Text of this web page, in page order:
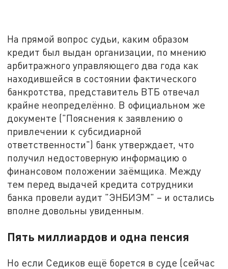
На прямой вопрос судьи, каким образом
кредит был выдан организации, по мнению
арбитражного управляющего два года как
находившейся в состоянии фактического
банкротства, представитель ВТБ отвечал
крайне неопределённо. В официальном же
документе ("Пояснения к заявлению о
привлечении к субсидиарной
ответственности") банк утверждает, что
получил недостоверную информацию о
финансовом положении заёмщика. Между
тем перед выдачей кредита сотрудники
банка провели аудит "ЭНБИЭМ" – и остались
вполне довольны увиденным.
Пять миллиардов и одна пенсия
Но если Седиков ещё борется в суде (сейчас